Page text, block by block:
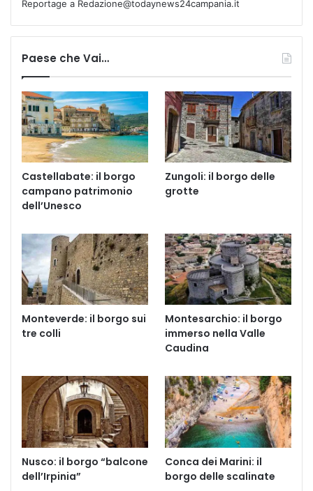
Reportage a Redazione@todaynews24campania.it
Paese che Vai…
Castellabate: il borgo
campano patrimonio
dell’Unesco
Zungoli: il borgo delle
grotte
Monteverde: il borgo sui
tre colli
Montesarchio: il borgo
immerso nella Valle
Caudina
Nusco: il borgo “balcone
dell’Irpinia”
Conca dei Marini: il
borgo delle scalinate